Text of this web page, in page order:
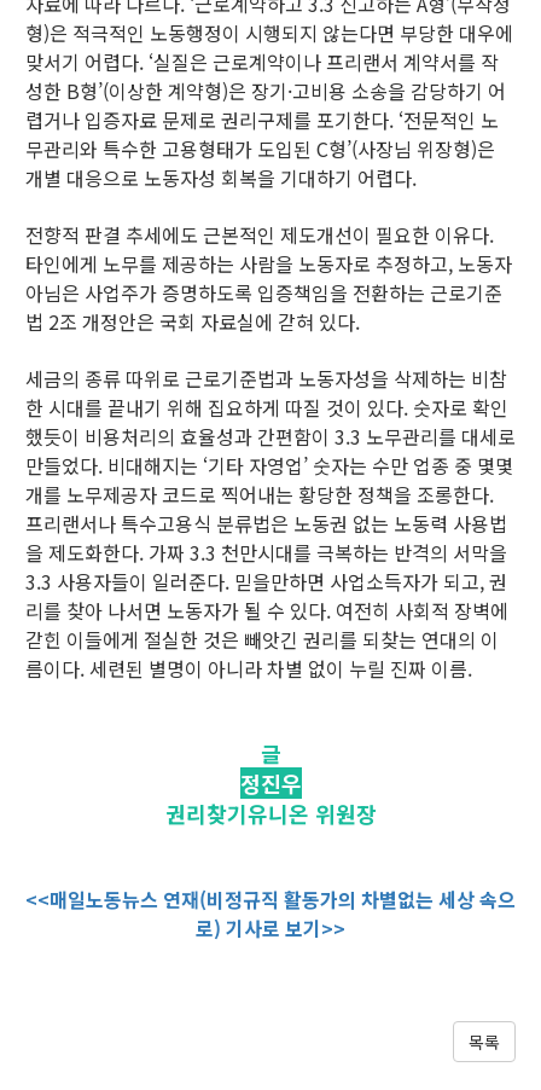
형)은 적극적인 노동행정이 시행되지 않는다면 부당한 대우에
맞서기 어렵다. ‘실질은 근로계약이나 프리랜서 계약서를 작
성한 B형’(이상한 계약형)은 장기·고비용 소송을 감당하기 어
렵거나 입증자료 문제로 권리구제를 포기한다. ‘전문적인 노
무관리와 특수한 고용형태가 도입된 C형’(사장님 위장형)은
개별 대응으로 노동자성 회복을 기대하기 어렵다.
전향적 판결 추세에도 근본적인 제도개선이 필요한 이유다.
타인에게 노무를 제공하는 사람을 노동자로 추정하고, 노동자
아님은 사업주가 증명하도록 입증책임을 전환하는 근로기준
법 2조 개정안은 국회 자료실에 갇혀 있다.
세금의 종류 따위로 근로기준법과 노동자성을 삭제하는 비참
한 시대를 끝내기 위해 집요하게 따질 것이 있다. 숫자로 확인
했듯이 비용처리의 효율성과 간편함이 3.3 노무관리를 대세로
만들었다. 비대해지는 ‘기타 자영업’ 숫자는 수만 업종 중 몇몇
개를 노무제공자 코드로 찍어내는 황당한 정책을 조롱한다.
프리랜서나 특수고용식 분류법은 노동권 없는 노동력 사용법
을 제도화한다. 가짜 3.3 천만시대를 극복하는 반격의 서막을
3.3 사용자들이 일러준다. 믿을만하면 사업소득자가 되고, 권
리를 찾아 나서면 노동자가 될 수 있다. 여전히 사회적 장벽에
갇힌 이들에게 절실한 것은 빼앗긴 권리를 되찾는 연대의 이
름이다. 세련된 별명이 아니라 차별 없이 누릴 진짜 이름.
글
정진우
권리찾기유니온 위원장
<<매일노동뉴스 연재(비정규직 활동가의 차별없는 세상 속으
로) 기사로 보기>>
목록